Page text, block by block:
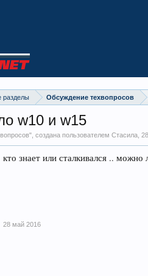
разделы Обсуждение техвопросов
w10 и w15
", создана пользователем Стасила,
кто знает или сталкивался ..
28 май 2016